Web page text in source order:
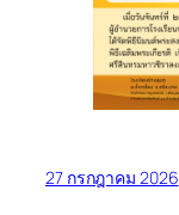
27 กรกฎาคม 2026